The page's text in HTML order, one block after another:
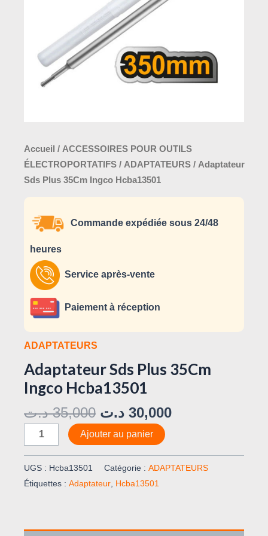
Accueil / ACCESSOIRES POUR OUTILS
ÉLECTROPORTATIFS / ADAPTATEURS / Adaptateur
Sds Plus 35Cm Ingco Hcba13501
Commande expédiée sous 24/48
heures
Service après-vente
Paiement à réception
ADAPTATEURS
Adaptateur Sds Plus 35Cm
Ingco Hcba13501
35,000 د.ت 30,000 د.ت
Ajouter au panier
UGS : Hcba13501 Catégorie : ADAPTATEURS
Étiquettes : Adaptateur, Hcba13501